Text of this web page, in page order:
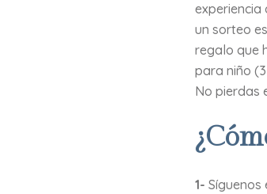
experiencia
un sorteo
regalo que
para niño
No pierdas
1- Síguenos